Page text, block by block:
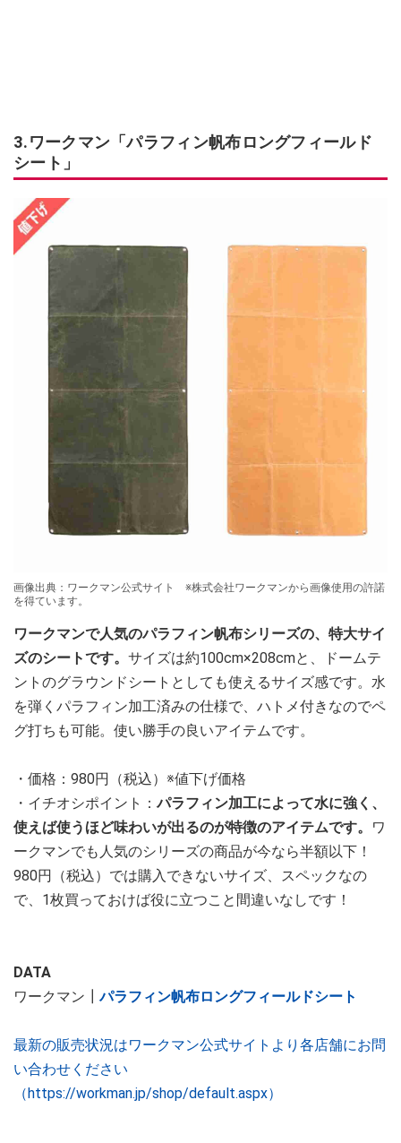
3.ワークマン「パラフィン帆布ロングフィールド
シート」
画像出典：ワークマン公式サイト ※株式会社ワークマンから画像使用の許諾
を得ています。
ワークマンで人気のパラフィン帆布シリーズの、特大サイ
ズのシートです。 サイズは約100cm×208cmと、ドームテ
ントのグラウンドシートとしても使えるサイズ感です。水
を弾くパラフィン加工済みの仕様で、ハトメ付きなのでペ
グ打ちも可能。使い勝手の良いアイテムです。
・価格：980円（税込）※値下げ価格
・イチオシポイント：パラフィン加工によって水に強く、
使えば使うほど味わいが出るのが特徴のアイテムです。
ワ
ークマンでも人気のシリーズの商品が今なら半額以下！
980円（税込）では購入できないサイズ、スペックなの
で、1枚買っておけば役に立つこと間違いなしです！
DATA
ワークマン┃パラフィン帆布ロングフィールドシート
最新の販売状況はワークマン公式サイトより各店舗にお問
い合わせください
（https://workman.jp/shop/default.aspx）